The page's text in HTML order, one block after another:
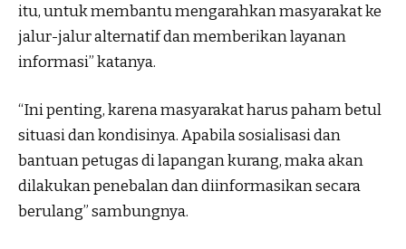
itu, untuk membantu mengarahkan masyarakat ke
jalur-jalur alternatif dan memberikan layanan
informasi” katanya.
“Ini penting, karena masyarakat harus paham betul
situasi dan kondisinya. Apabila sosialisasi dan
bantuan petugas di lapangan kurang, maka akan
dilakukan penebalan dan diinformasikan secara
berulang” sambungnya.